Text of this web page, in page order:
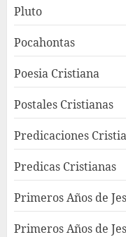
Pluto
Pocahontas
Poesia Cristiana
Postales Cristianas
Predicaciones
Predicas Cristianas
Primeros Años de
Primeros Años de